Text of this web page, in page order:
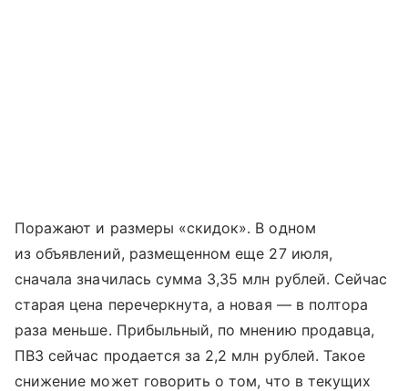
Поражают и размеры «скидок». В одном
из объявлений, размещенном еще 27 июля,
сначала значилась сумма 3,35 млн рублей. Сейчас
старая цена перечеркнута, а новая — в полтора
раза меньше. Прибыльный, по мнению продавца,
ПВЗ сейчас продается за 2,2 млн рублей. Такое
снижение может говорить о том, что в текущих